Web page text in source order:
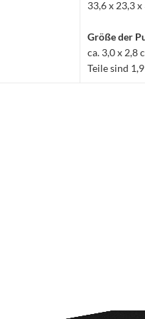
33,6 x 23,3 x
Größe der
ca. 3,0 x 2,8
Teile sind